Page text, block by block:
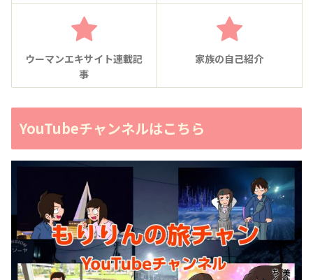
ウーマンエキサイト連載記
事
家族の自己紹介
YouTubeチャンネルはこちら